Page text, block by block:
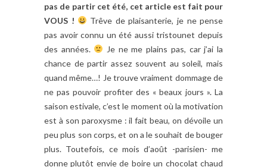
pas de partir cet été, cet article est fait pour
VOUS !
Trêve de plaisanterie, je ne pense
pas avoir connu un été aussi tristounet depuis
des années.
Je ne me plains pas, car j’ai la
chance de partir assez souvent au soleil, mais
quand même…! Je trouve vraiment dommage de
ne pas pouvoir profiter des « beaux jours ». La
saison estivale, c’est le moment où la motivation
est à son paroxysme : il fait beau, on dévoile un
peu plus son corps, et on a le souhait de bouger
plus. Toutefois, ce mois d’août -parisien- me
donne plutôt envie de boire un chocolat chaud